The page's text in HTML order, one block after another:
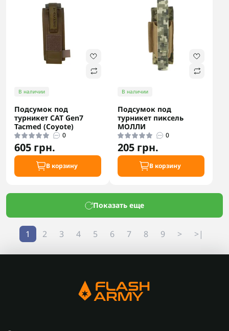
В наличии
Подсумок под
турникет CAT Gen7
Tacmed (Coyote)
0
605 грн.
В корзину
В наличии
Подсумок под
турникет пиксель
МОЛЛИ
0
205 грн.
В корзину
Показать еще
1 2 3 4 5 6 7 8 9 > >|